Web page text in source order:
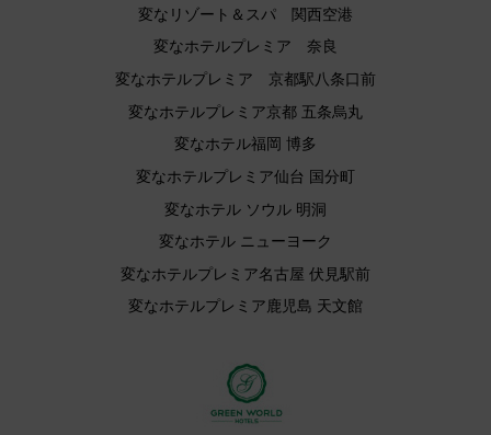
変なリゾート＆スパ 関西空港
変なホテルプレミア 奈良
変なホテルプレミア 京都駅八条口前
変なホテルプレミア京都 五条烏丸
変なホテル福岡 博多
変なホテルプレミア仙台 国分町
変なホテル ソウル 明洞
変なホテル ニューヨーク
変なホテルプレミア名古屋 伏見駅前
変なホテルプレミア鹿児島 天文館